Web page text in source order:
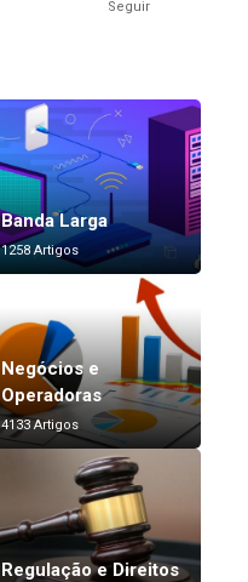
Seguir
Banda Larga
1258 Artigos
Negócios e
Operadoras
4133 Artigos
Regulação e Direitos